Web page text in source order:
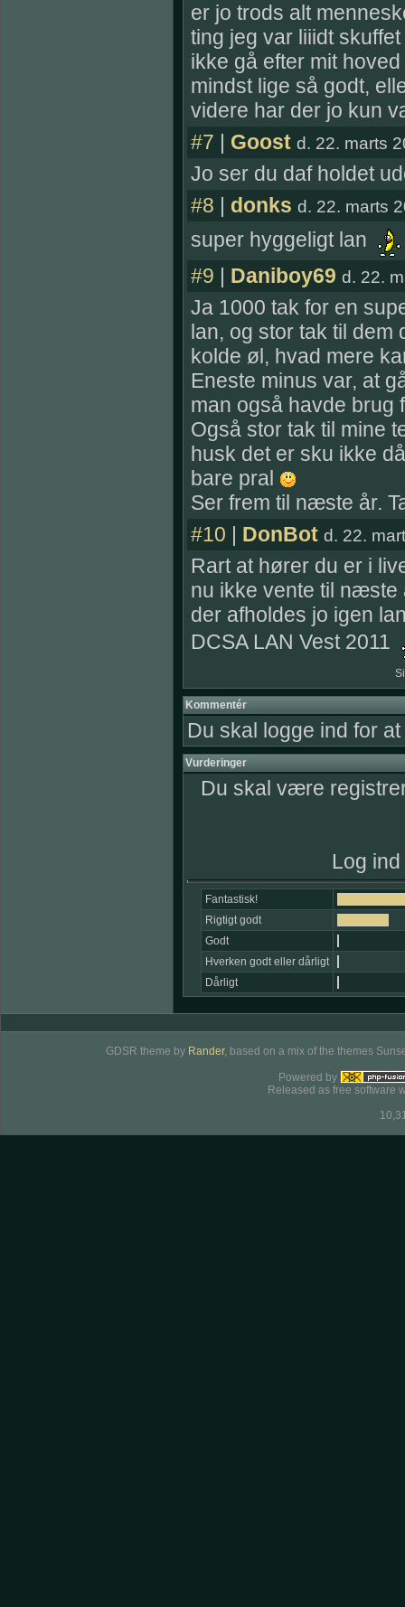
er jo trods alt
ting jeg var liiidt
ikke gå efter mit hoved
mindst lige så godt,
videre har der jo kun
#7 | Goost d. 22. marts
Jo ser du daf holdet
#8 | donks d. 22. marts
super hyggeligt lan
#9 | Daniboy69 d. 22.
Ja 1000 tak for en
lan, og stor tak til dem
kolde øl, hvad mere
Eneste minus var, at
man også havde
Også stor tak til mine
husk det er sku ikke
bare pral
Ser frem til næste år.
#10 | DonBot d. 22.
Rart at hører du er i
nu ikke vente til næste
der afholdes jo igen
DCSA LAN Vest 2011
Kommentér
Du skal logge ind for
Vurderinger
Du skal være
Log
Fantastisk!
Rigtigt godt
Godt
Hverken godt eller dårligt
Dårligt
GDSR theme by Rander, based on a mix of the themes
Powered by
Released as free software